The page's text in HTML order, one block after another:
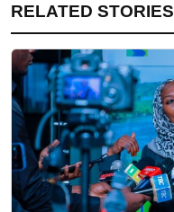
RELATED STORIES